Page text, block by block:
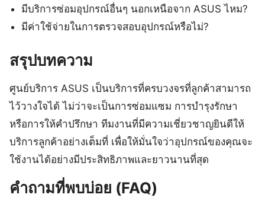
มีบริการซ่อมอุปกรณ์อื่นๆ นอกเหนือจาก ASUS ไหม?
มีค่าใช้จ่ายในการตรวจสอบอุปกรณ์หรือไม่?
สรุปบทความ
ศูนย์บริการ ASUS เป็นบริการที่ครบวงจรที่ลูกค้าสามารถ
ไว้วางใจได้ ไม่ว่าจะเป็นการซ่อมแซม การบำรุงรักษา
หรือการให้คำปรึกษา ทีมงานที่มีความเชี่ยวชาญยินดีให้
บริการลูกค้าอย่างเต็มที่ เพื่อให้มั่นใจว่าอุปกรณ์ของคุณจะ
ใช้งานได้อย่างมีประสิทธิภาพและยาวนานที่สุด
คำถามที่พบบ่อย (FAQ)